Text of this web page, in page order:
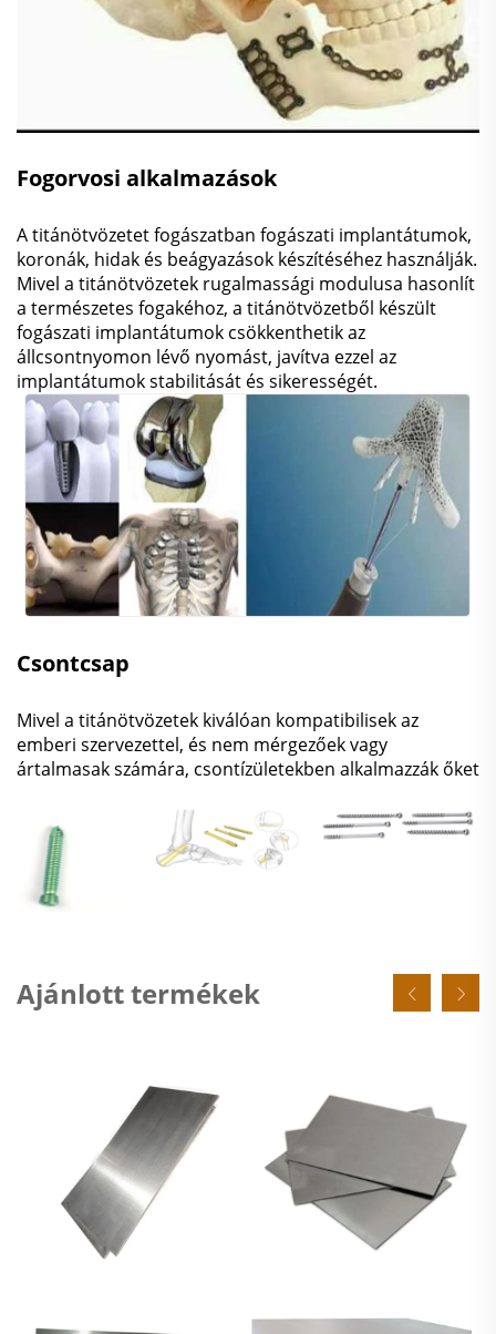
Fogorvosi alkalmazások
A titánötvözetet fogászatban fogászati implantátumok,
koronák, hidak és beágyazások készítéséhez használják.
Mivel a titánötvözetek rugalmassági modulusa hasonlít
a természetes fogakéhoz, a titánötvözetből készült
fogászati implantátumok csökkenthetik az
állcsontnyomon lévő nyomást, javítva ezzel az
implantátumok stabilitását és sikerességét.
Csontcsap
Mivel a titánötvözetek kiválóan kompatibilisek az
emberi szervezettel, és nem mérgezőek vagy
ártalmasak számára, csontízületekben alkalmazzák őket
Ajánlott termékek